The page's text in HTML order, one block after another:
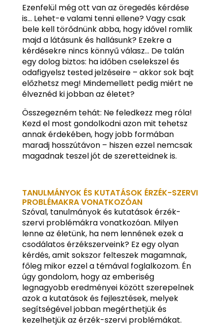
Ezenfelül még ott van az öregedés kérdése
is… Lehet-e valami tenni ellene? Vagy csak
bele kell törődnünk abba, hogy idővel romlik
majd a látásunk és hallásunk? Ezekre a
kérdésekre nincs könnyű válasz… De talán
egy dolog biztos: ha időben cselekszel és
odafigyelsz tested jelzéseire – akkor sok bajt
előzhetsz meg! Mindemellett pedig miért ne
élveznéd ki jobban az életet?
Összegezném tehát: Ne feledkezz meg róla!
Kezd el most gondolkodni azon mit tehetsz
annak érdekében, hogy jobb formában
maradj hosszútávon – hiszen ezzel nemcsak
magadnak teszel jót de szeretteidnek is.
TANULMÁNYOK ÉS KUTATÁSOK ÉRZÉK-SZERVI
PROBLÉMAKRA VONATKOZÓAN
Szóval, tanulmányok és kutatások érzék-
szervi problémákra vonatkozóan. Milyen
lenne az életünk, ha nem lennének ezek a
csodálatos érzékszerveink? Ez egy olyan
kérdés, amit sokszor felteszek magamnak,
főleg mikor ezzel a témával foglalkozom. Én
úgy gondolom, hogy az emberiség
legnagyobb eredményei között szerepelnek
azok a kutatások és fejlesztések, melyek
segítségével jobban megérthetjük és
kezelhetjük az érzék-szervi problémákat.